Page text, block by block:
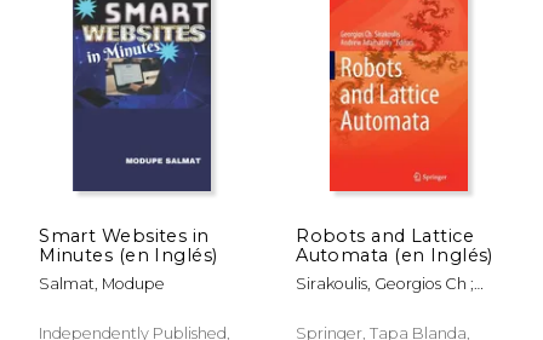
Smart Websites in
Minutes (en Inglés)
Salmat, Modupe
Independently Published,
Robots and Lattice
Automata (en Inglés)
Sirakoulis, Georgios Ch ;
Springer, Tapa Blanda,